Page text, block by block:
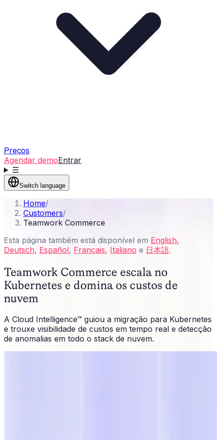
Preços
Agendar demoEntrar
☰
Switch language
Home/
Customers/
Teamwork Commerce
Esta página também está disponível em English,
Deutsch, Español, Français, Italiano e 日本語.
Teamwork Commerce escala no
Kubernetes e domina os custos de
nuvem
A Cloud Intelligence™ guiou a migração para Kubernetes
e trouxe visibilidade de custos em tempo real e detecção
de anomalias em todo o stack de nuvem.